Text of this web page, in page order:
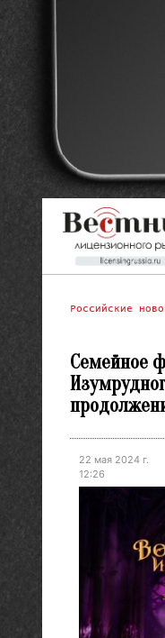
Российские
Семейное
22 мая 2024 г.
12:26